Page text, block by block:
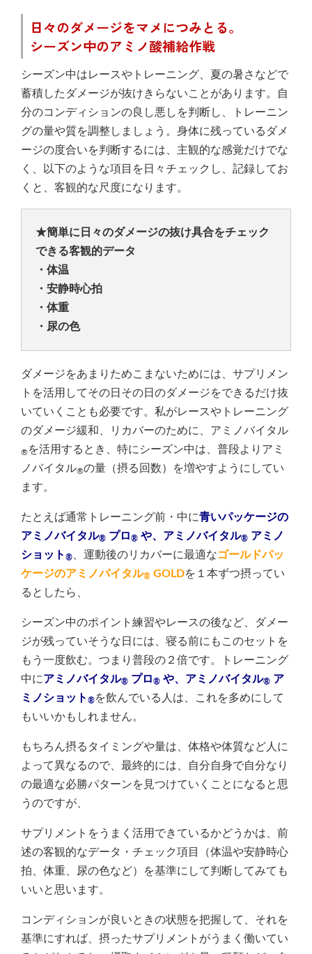
日々のダメージをマメにつみとる。
シーズン中のアミノ酸補給作戦
シーズン中はレースやトレーニング、夏の暑さなどで
蓄積したダメージが抜けきらないことがあります。自
分のコンディションの良し悪しを判断し、トレーニン
グの量や質を調整しましょう。身体に残っているダメ
ージの度合いを判断するには、主観的な感覚だけでな
く、以下のような項目を日々チェックし、記録してお
くと、客観的な尺度になります。
★簡単に日々のダメージの抜け具合をチェック
できる客観的データ
・体温
・安静時心拍
・体重
・尿の色
ダメージをあまりためこまないためには、サプリメン
トを活用してその日その日のダメージをできるだけ抜
いていくことも必要です。私がレースやトレーニング
のダメージ緩和、リカバーのために、アミノバイタル
®を活用するとき、特にシーズン中は、普段よりアミ
ノバイタル®の量（摂る回数）を増やすようにしてい
ます。
たとえば通常トレーニング前・中に青いパッケージの
アミノバイタル® プロ® や、 アミノバイタル® アミノ
ショット ® 、運動後のリカバーに最適なゴールドパッ
ケージのアミノバイタル® GOLDを１本ずつ摂ってい
るとしたら、
シーズン中のポイント練習やレースの後など、ダメー
ジが残っていそうな日には、寝る前にもこのセットを
もう一度飲む。つまり普段の２倍です。トレーニング
中にアミノバイタル® プロ® や、 アミノバイタル® ア
ミノショット ®を飲んでいる人は、これを多めにして
もいいかもしれません。
もちろん摂るタイミングや量は、体格や体質など人に
よって異なるので、最終的には、自分自身で自分なり
の最適な必勝パターンを見つけていくことになると思
うのですが、
サプリメントをうまく活用できているかどうかは、前
述の客観的なデータ・チェック項目（体温や安静時心
拍、体重、尿の色など）を基準にして判断してみても
いいと思います。
コンディションが良いときの状態を把握して、それを
基準にすれば、摂ったサプリメントがうまく働いてい